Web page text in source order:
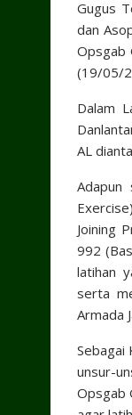
Gugus
dan
Opsgab
(19/05/
Dalam
AL
Adapun
Joining
992
latihan
serta
Armada
Sebagai
unsur-
Opsgab